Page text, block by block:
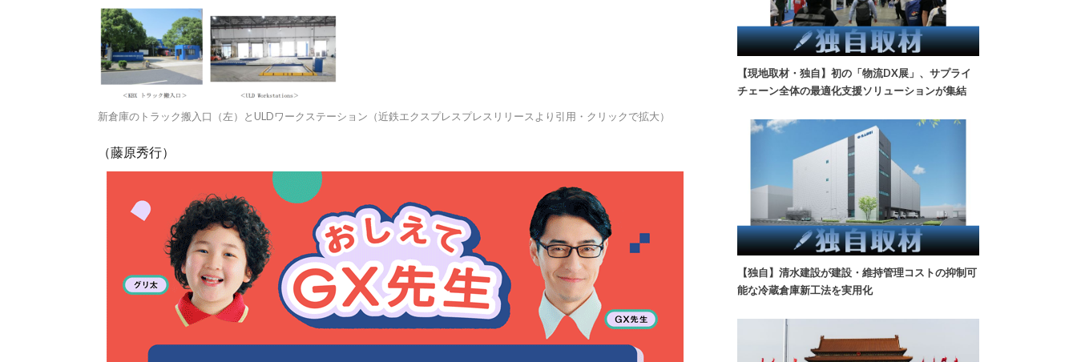
新倉庫のトラック搬入口（左）とULDワークステーション（近鉄エクスプレスプレスリリースより引用・クリックで拡大）
（藤原秀行）
【現地取材・独自】初の「物流DX展」、サプライ
チェーン全体の最適化支援ソリューションが集結
【独自】清水建設が建設・維持管理コストの抑制可
能な冷蔵倉庫新工法を実用化